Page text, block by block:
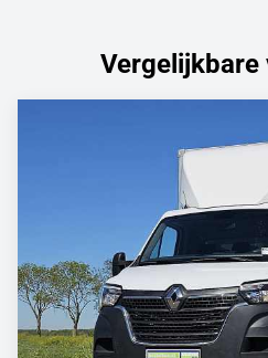
Vergelijkbare